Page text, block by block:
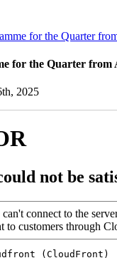
for the Quarter
for the Quarter from
2025